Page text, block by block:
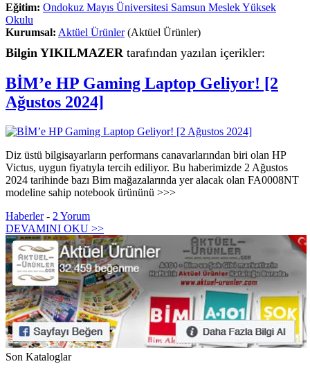
Eğitim: Ondokuz Mayıs Üniversitesi Samsun Meslek Yüksek
Okulu
Kurumsal: Aktüel Ürünler(Aktüel Ürünler)
Bilgin YIKILMAZER tarafından yazılan içerikler:
BİM’e HP Gaming Laptop Geliyor! [2
Ağustos 2024]
Diz üstü bilgisayarların performans canavarlarından biri olan HP
Victus, uygun fiyatıyla tercih ediliyor. Bu haberimizde 2 Ağustos
2024 tarihinde bazı Bim mağazalarında yer alacak olan FA0008NT
modeline sahip notebook ürününü >>>
Haberler- 2 Yorum
DEVAMINI OKU >>
Son Kataloglar